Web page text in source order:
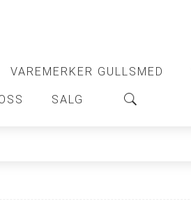
VAREMERKER GULLSMED
SALG